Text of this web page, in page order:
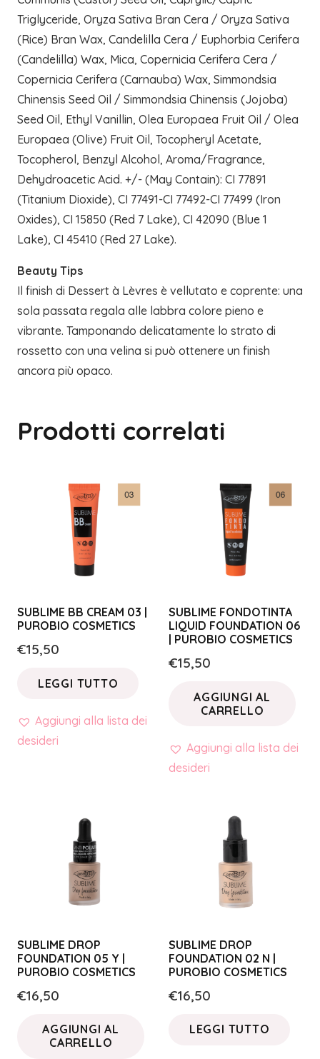
Triglyceride, Oryza Sativa Bran Cera / Oryza Sativa
(Rice) Bran Wax, Candelilla Cera / Euphorbia Cerifera
(Candelilla) Wax, Mica, Copernicia Cerifera Cera /
Copernicia Cerifera (Carnauba) Wax, Simmondsia
Chinensis Seed Oil / Simmondsia Chinensis (Jojoba)
Seed Oil, Ethyl Vanillin, Olea Europaea Fruit Oil / Olea
Europaea (Olive) Fruit Oil, Tocopheryl Acetate,
Tocopherol, Benzyl Alcohol, Aroma/Fragrance,
Dehydroacetic Acid. +/- (May Contain): CI 77891
(Titanium Dioxide), CI 77491-CI 77492-CI 77499 (Iron
Oxides), CI 15850 (Red 7 Lake), CI 42090 (Blue 1
Lake), CI 45410 (Red 27 Lake).
Beauty Tips
Il finish di Dessert à Lèvres è vellutato e coprente: una
sola passata regala alle labbra colore pieno e
vibrante. Tamponando delicatamente lo strato di
rossetto con una velina si può ottenere un finish
ancora più opaco.
Prodotti correlati
SUBLIME BB CREAM 03 |
PUROBIO COSMETICS
€15,50
LEGGI TUTTO
Aggiungi alla lista dei
desideri
SUBLIME FONDOTINTA
LIQUID FOUNDATION 06
| PUROBIO COSMETICS
€15,50
AGGIUNGI AL
CARRELLO
Aggiungi alla lista dei
desideri
SUBLIME DROP
FOUNDATION 05 Y |
PUROBIO COSMETICS
€16,50
AGGIUNGI AL
CARRELLO
SUBLIME DROP
FOUNDATION 02 N |
PUROBIO COSMETICS
€16,50
LEGGI TUTTO